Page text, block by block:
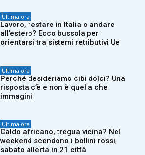
Ultima ora
Lavoro, restare in Italia o andare
all’estero? Ecco bussola per
orientarsi tra sistemi retributivi Ue
Ultima ora
Perché desideriamo cibi dolci? Una
risposta c’è e non è quella che
immagini
Ultima ora
Caldo africano, tregua vicina? Nel
weekend scendono i bollini rossi,
sabato allerta in 21 città